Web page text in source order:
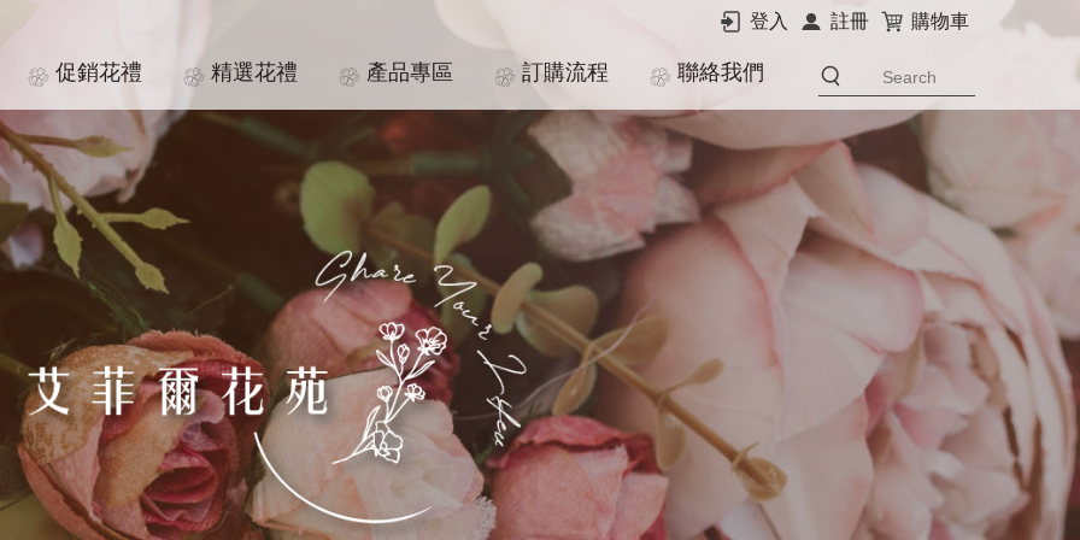
登入 註冊 購物車
促銷花禮 精選花禮 產品專區 訂購流程 聯絡我們